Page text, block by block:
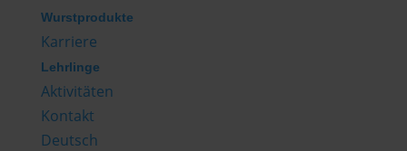
Wurstprodukte
Karriere
Lehrlinge
Aktivitäten
Kontakt
Deutsch